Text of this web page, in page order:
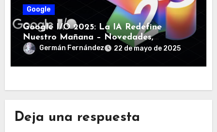
Google
Google I/O 2025: La IA Redefine
Nuestro Mañana – Novedades,
Integración y Predicciones
Germán Fernández 22 de mayo de 2025
Deja una respuesta